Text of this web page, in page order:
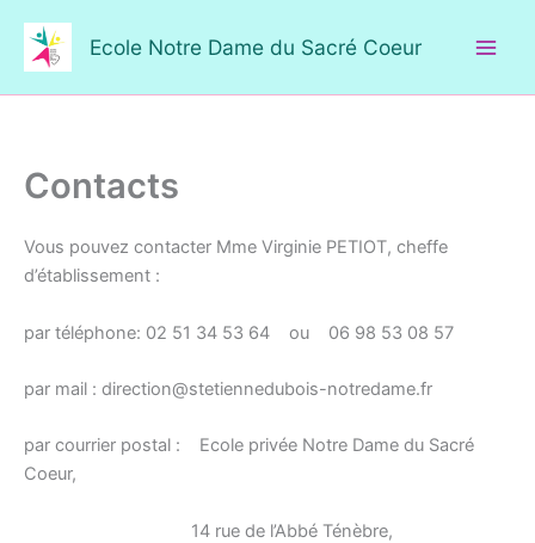
contenu
Ecole Notre Dame du Sacré Coeur
Contacts
Vous pouvez contacter Mme Virginie PETIOT, cheffe
d’établissement :
par téléphone: 02 51 34 53 64 ou 06 98 53 08 57
par mail : direction@stetiennedubois-notredame.fr
par courrier postal : Ecole privée Notre Dame du Sacré
Coeur,
14 rue de l’Abbé Ténèbre,